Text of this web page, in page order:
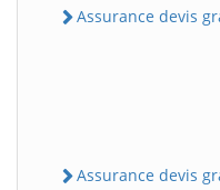
Assurance devis
Assurance devis